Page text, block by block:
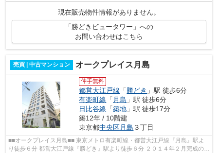
総戸数７１２戸・地上５３階の大...
現在販売物件情報がありません。
「勝どきビュータワー」への
お問い合わせはこちら
売買 | 中古マンション オークプレイス月島
仲手無料
都営大江戸線 「勝どき 」駅 徒歩6分
有楽町線 「 月島 」駅 徒歩6分
日比谷線 「築地 」駅 徒歩17分
築12年 / 10階建
東京都中央区月島 ３丁目
■■オークプレイス月島■■ 東京メトロ有楽町線・都営大江戸線『月島』駅よ
り徒歩６分 都営大江戸線『勝どき』駅より徒歩６分 ２０１４年２月完成の築